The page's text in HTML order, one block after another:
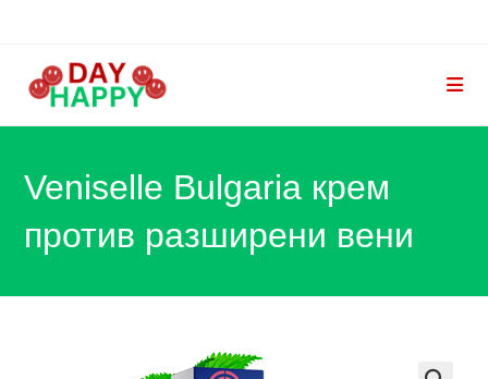
Veniselle Bulgaria крем
против разширени вени